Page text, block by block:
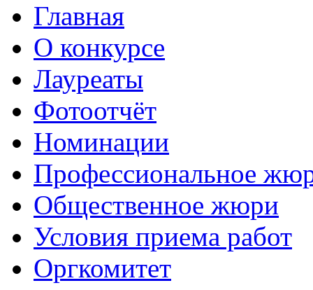
Главная
О конкурсе
Лауреаты
Фотоотчёт
Номинации
Профессиональное
Общественное жюри
Условия приема работ
Оргкомитет